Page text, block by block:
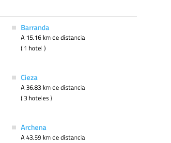
Barranda
A 15.16 km de distancia
( 1 hotel )
Cieza
A 36.83 km de distancia
( 3 hoteles )
Archena
A 43.59 km de distancia